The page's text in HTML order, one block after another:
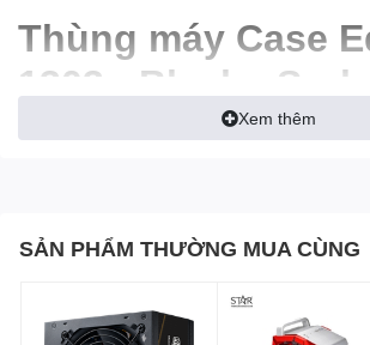
Thùng máy Case
1303 - Black - Sự
hoàn hảo cho bộ
tưởng cho những ai đang tìm kiếm một chiếc
này phù hợp với nhiều không gian làm việc
gọn, case vẫn đảm bảo không gian đủ rộng
Xem thêm
SẢN PHẨM THƯỜNG MUA CÙNG